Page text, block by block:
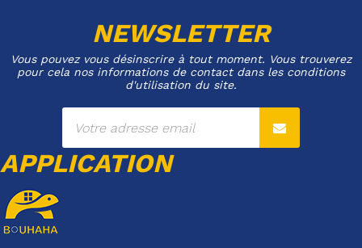
NEWSLETTER
Vous pouvez vous désinscrire à tout moment. Vous trouverez
pour cela nos informations de contact dans les conditions
d'utilisation du site.
APPLICATION